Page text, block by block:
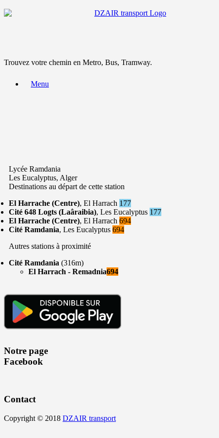
Trouvez votre chemin en Metro, Bus, Tramway.
Menu
Lycée Ramdania
Les Eucalyptus, Alger
Destinations au départ de cette station
El Harrache (Centre), El Harrach 177
Cité 648 Logts (Laâraibia), Les Eucalyptus 177
El Harrache (Centre), El Harrach 694
Cité Ramdania, Les Eucalyptus 694
Autres stations à proximité
Cité Ramdania (316m)
El Harrach - Remadnia694
Notre page
Facebook
Contact
Copyright © 2018 DZAIR transport